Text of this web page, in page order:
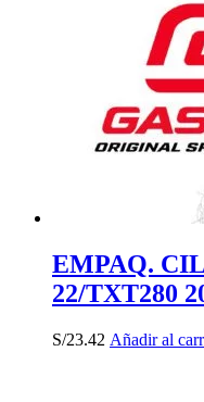
EMPAQ.
22/TXT280
S/23.42 Añadir al